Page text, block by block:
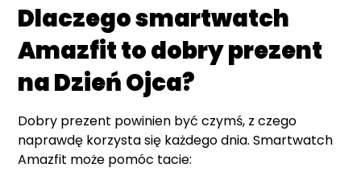
Dlaczego smartwatch
Amazfit to dobry prezent
na Dzień Ojca?
Dobry prezent powinien być czymś, z czego
naprawdę korzysta się każdego dnia. Smartwatch
Amazfit może pomóc tacie: